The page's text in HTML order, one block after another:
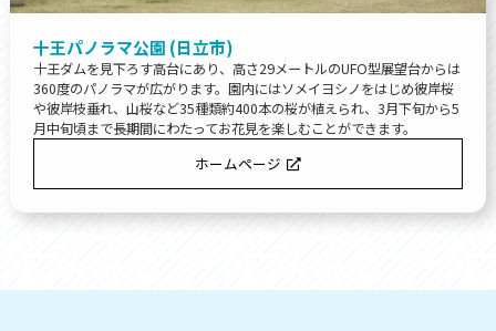
十王パノラマ公園 (日立市)
十王ダムを見下ろす高台にあり、高さ29メートルのUFO型展望台からは
360度のパノラマが広がります。園内にはソメイヨシノをはじめ彼岸桜
や彼岸枝垂れ、山桜など35種類約400本の桜が植えられ、3月下旬から5
月中旬頃まで長期間にわたってお花見を楽しむことができます。
ホームページ